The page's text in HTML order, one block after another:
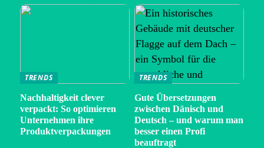
TRENDS
Nachhaltigkeit clever
verpackt: So optimieren
Unternehmen ihre
Produktverpackungen
TRENDS
Gute Übersetzungen
zwischen Dänisch und
Deutsch – und warum man
besser einen Profi
beauftragt